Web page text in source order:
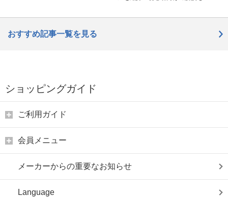
おすすめ記事一覧を見る
ショッピングガイド
ご利用ガイド
会員メニュー
メーカーからの重要なお知らせ
Language